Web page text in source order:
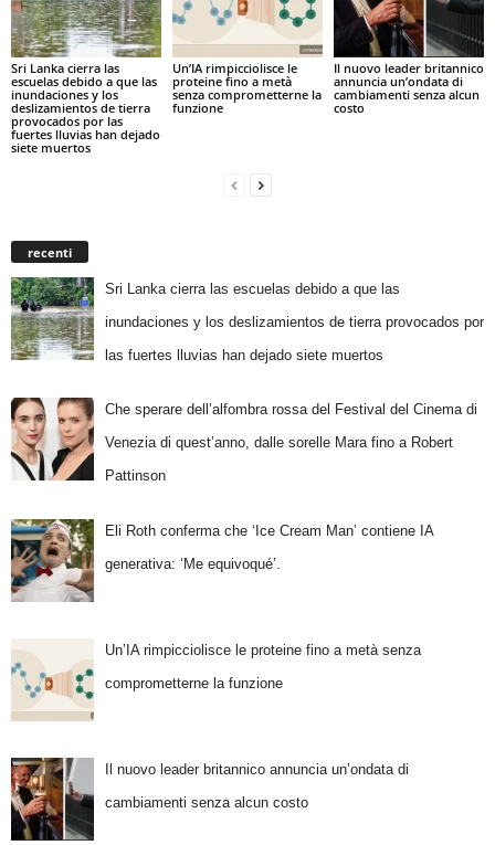
Sri Lanka cierra las
escuelas debido a que las
inundaciones y los
deslizamientos de tierra
provocados por las
fuertes lluvias han dejado
siete muertos
Un’IA rimpicciolisce le
proteine fino a metà
senza comprometterne la
funzione
Il nuovo leader britannico
annuncia un’ondata di
cambiamenti senza alcun
costo
recenti
Sri Lanka cierra las escuelas debido a que las
inundaciones y los deslizamientos de tierra provocados por
las fuertes lluvias han dejado siete muertos
Che sperare dell’alfombra rossa del Festival del Cinema di
Venezia di quest’anno, dalle sorelle Mara fino a Robert
Pattinson
Eli Roth conferma che ‘Ice Cream Man’ contiene IA
generativa: ‘Me equivoqué’.
Un’IA rimpicciolisce le proteine fino a metà senza
comprometterne la funzione
Il nuovo leader britannico annuncia un’ondata di
cambiamenti senza alcun costo